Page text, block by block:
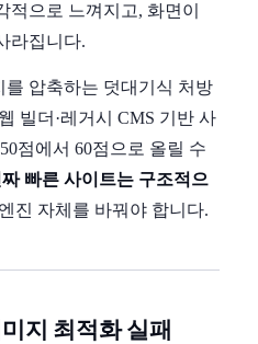
으로 느껴지고, 화면이
라집니다.
압축하는 덧대기식 처방
빌더·레거시 CMS 기반 사
점에서 60점으로 올릴 수
빠른 사이트는 구조적으
진 자체를 바꿔야 합니다.
지 최적화 실패